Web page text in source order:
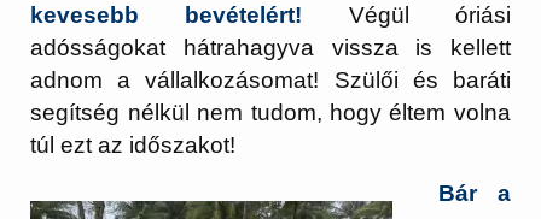
kevesebb bevételért! Végül óriási
adósságokat hátrahagyva vissza is kellett
adnom a vállalkozásomat! Szülői és baráti
segítség nélkül nem tudom, hogy éltem volna
túl ezt az időszakot!
Bár a